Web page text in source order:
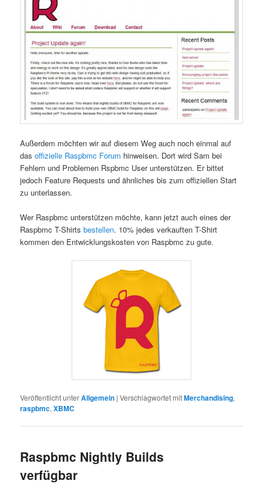
Außerdem möchten wir auf diesem Weg auch noch einmal auf
das offizielle Raspbmc Forum hinweisen. Dort wird Sam bei
Fehlern und Problemen Rspbmc User unterstützen. Er bittet
jedoch Feature Requests und ähnliches bis zum offiziellen Start
zu unterlassen.
Wer Raspbmc unterstützen möchte, kann jetzt auch eines der
Raspbmc T-Shirtsbestellen. 10% jedes verkauften T-Shirt
kommen den Entwicklungskosten von Raspbmc zu gute.
Veröffentlicht unterAllgemein |Verschlagwortet mitMerchandising,
raspbmc,XBMC
Raspbmc Nightly Builds
verfügbar